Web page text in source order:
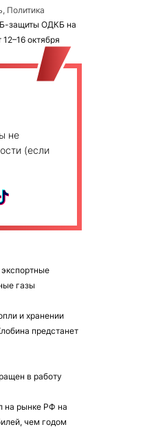
Политика
защиты ОДКБ на
октября
не
(если
газы
и хранении
предстанет
в работу
на рынке РФ на
чем годом